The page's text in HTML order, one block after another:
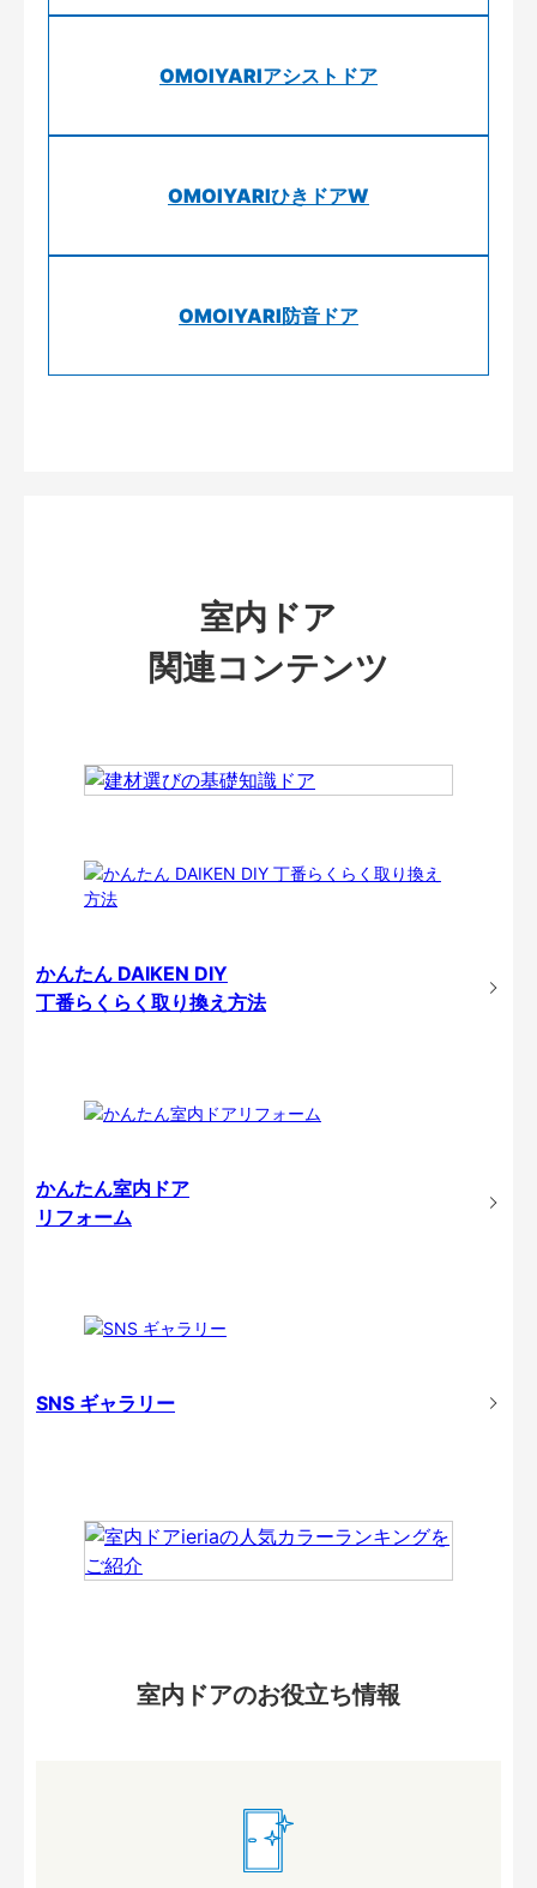
OMOIYARIアシストドア
OMOIYARIひきドアW
OMOIYARI防音ドア
室内ドア
関連コンテンツ
かんたん DAIKEN DIY
丁番らくらく取り換え方法
かんたん室内ドア
リフォーム
SNS ギャラリー
室内ドアのお役立ち情報